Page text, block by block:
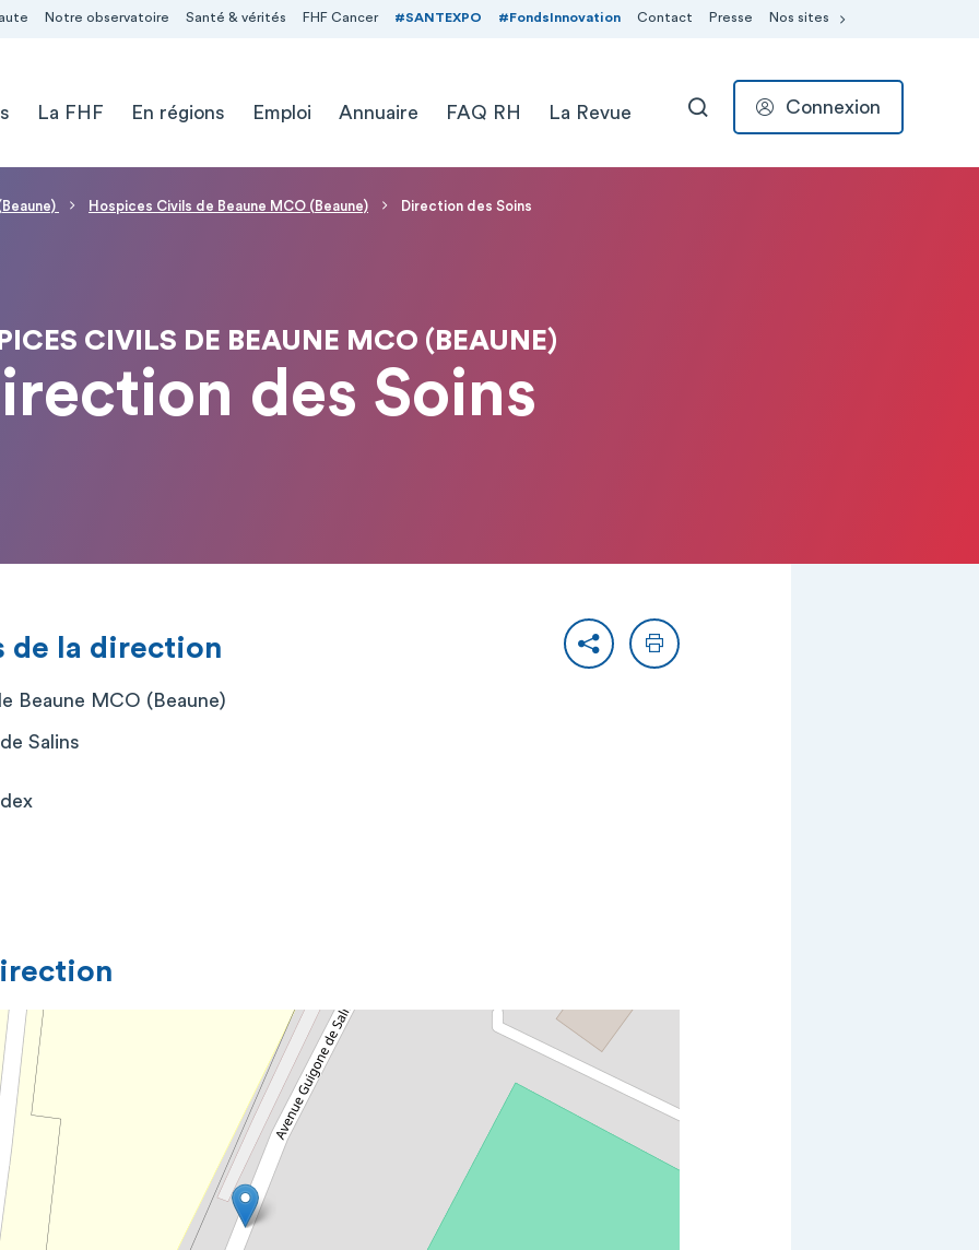
Notre observatoire Santé & vérités FHF Cancer #SANTEXPO #FondsInnovation Contact Presse Nos sites
La FHF En régions Emploi Annuaire FAQ RH La Revue RECHERCHER
Connexion
Hospices Civils de Beaune MCO (Beaune) Direction des Soins
CIVILS DE BEAUNE MCO (BEAUNE)
des Soins
PartagerImprimer
de la direction
Beaune MCO (Beaune)
Salins